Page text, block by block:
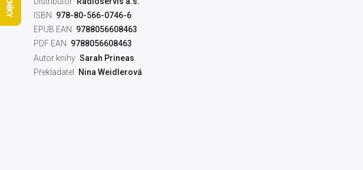
ISBN
978-80-566-0746-6
EPUB EAN
9788056608463
PDF EAN
9788056608463
Autor knihy Sarah Prineas
Překladatel
Nina Weidlerová